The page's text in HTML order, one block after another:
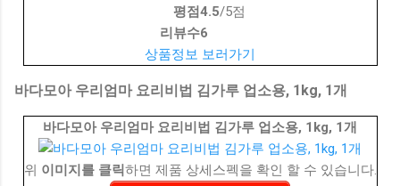
평점4.5/5점
리뷰수6
상품정보 보러가기
바다모아 우리엄마 요리비법 김가루 업소용, 1kg, 1개
바다모아 우리엄마 요리비법 김가루 업소용, 1kg, 1개
위 이미지를 클릭하면 제품 상세스펙을 확인 할 수 있습니다.